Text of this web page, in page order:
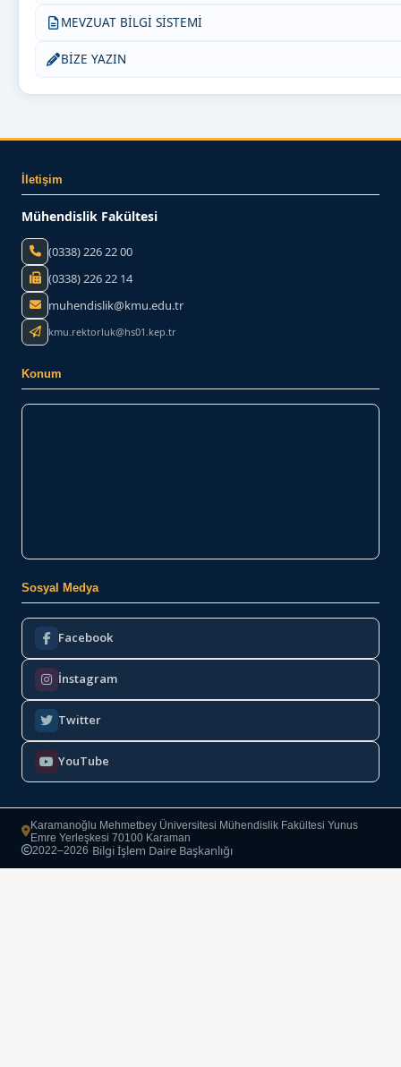
MEVZUAT BİLGİ SİSTEMİ
BİZE YAZIN
İletişim
Mühendislik Fakültesi
(0338) 226 22 00
(0338) 226 22 14
muhendislik@kmu.edu.tr
kmu.rektorluk@hs01.kep.tr
Konum
Sosyal Medya
Facebook
İnstagram
Twitter
YouTube
Karamanoğlu Mehmetbey Üniversitesi Mühendislik Fakültesi Yunus
Emre Yerleşkesi 70100 Karaman
Copyright
2022–2026·Bilgi İşlem Daire Başkanlığı